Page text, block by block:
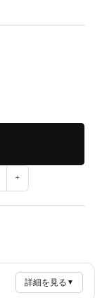
詳細を見る ▼